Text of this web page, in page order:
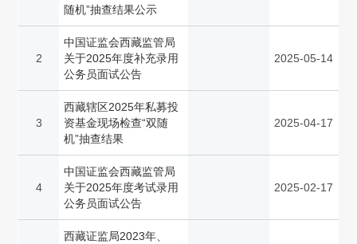
随机”抽查结果公示
2
中国证监会西藏监管局
关于2025年度补充录用
公务员面试公告
2025-05-14
3
西藏辖区2025年私募投
资基金现场检查“双随
机”抽查结果
2025-04-17
4
中国证监会西藏监管局
关于2025年度考试录用
公务员面试公告
2025-02-17
西藏证监局2023年、